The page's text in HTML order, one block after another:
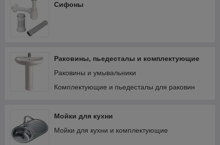
Сифоны
Раковины, пьедесталы и комплектующие
Раковины и умывальники
Комплектующие и пьедесталы для раковин
Мойки для кухни
Мойки для кухни и комплектующие